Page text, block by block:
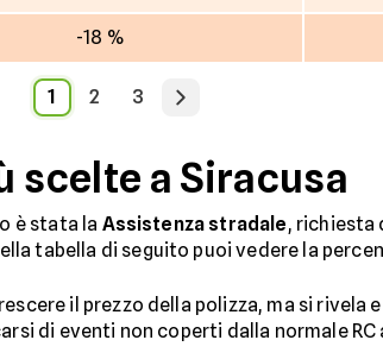
-18 %
1 2 3
scelte a Siracusa
è stata la Assistenza stradale, richiesta
tabella di seguito puoi vedere la
il prezzo della polizza, ma si
di eventi non coperti dalla normale RC